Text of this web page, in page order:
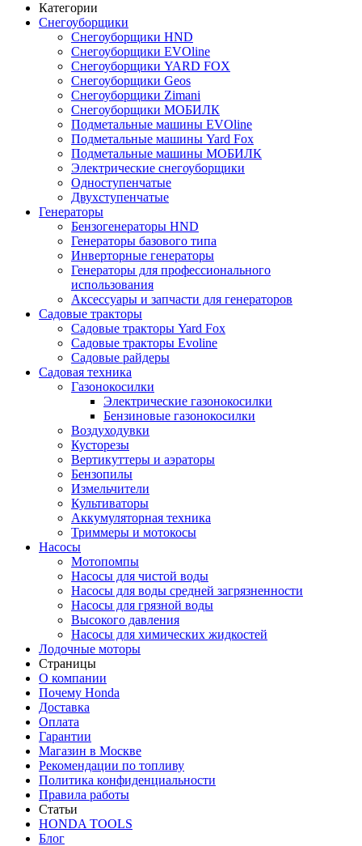
Категории
Снегоуборщики
Снегоуборщики HND
Снегоуборщики EVOline
Снегоуборщики YARD FOX
Снегоуборщики Geos
Снегоуборщики Zimani
Снегоуборщики МОБИЛК
Подметальные машины EVOline
Подметальные машины Yard Fox
Подметальные машины МОБИЛК
Электрические снегоуборщики
Одноступенчатые
Двухступенчатые
Генераторы
Бензогенераторы HND
Генераторы базового типа
Инверторные генераторы
Генераторы для профессионального
использования
Аксессуары и запчасти для генераторов
Садовые тракторы
Садовые тракторы Yard Fox
Садовые тракторы Evoline
Садовые райдеры
Садовая техника
Газонокосилки
Электрические газонокосилки
Бензиновые газонокосилки
Воздуходувки
Кусторезы
Вертикуттеры и аэраторы
Бензопилы
Измельчители
Культиваторы
Аккумуляторная техника
Триммеры и мотокосы
Насосы
Мотопомпы
Насосы для чистой воды
Насосы для воды средней загрязненности
Насосы для грязной воды
Высокого давления
Насосы для химических жидкостей
Лодочные моторы
Страницы
О компании
Почему Honda
Доставка
Оплата
Гарантии
Магазин в Москве
Рекомендации по топливу
Политика конфиденциальности
Правила работы
Статьи
HONDA TOOLS
Блог